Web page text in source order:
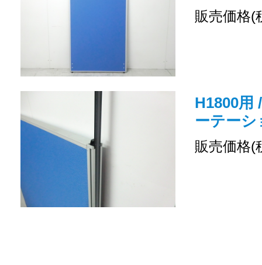
販売価格(
H1800用
ーテー
販売価格(